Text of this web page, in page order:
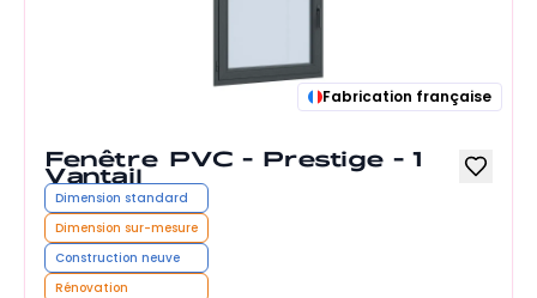
Fabrication française
Fenêtre PVC - Prestige - 1
Vantail
Dimension standard
Dimension sur-mesure
Construction neuve
Rénovation